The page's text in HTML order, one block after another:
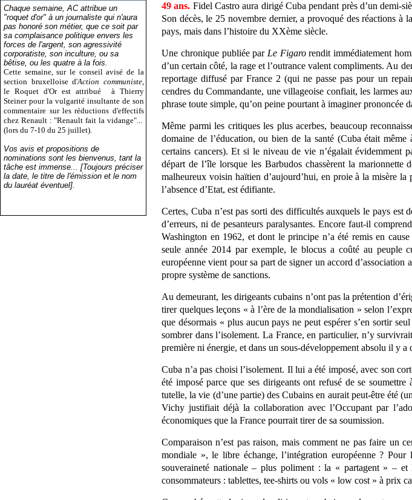
Chaque semaine, AC attribue un
"roquet d'or" à un journaliste qui n'aura
pas honoré son métier, que ce soit par
sa complaisance politique envers les
forces de l'argent, son agressivité
corporatiste, son inculture, ou sa
bêtise, ou les quatre à la fois.
Cette semaine, sur le conseil avisé de la
section bruxelloise d'Action communiste,
le Roquet d'Or est attribué
à Thierry
Steiner pour la vulgarité insultante de son
commentaire sur les réductions d'effectifs
chez Renault : "Renault fait la vidange"...
(lors du 7-10 du 25 juillet).
Vos avis et propositions de
nominations sont les bienvenus, tant la
tâche est immense... [Toujours préciser
la date, le titre de l'émission et le nom
du lauréat éventuel].
49 ans. Fidel Castro aura dirigé Cuba pendant près d’un demi-
Son décès, le 25 novembre dernier, a provoqué des réactions à
pays, mais dans l’histoire du XXème siècle.
Une chronique publiée par Le Figarorendit immédiatement
d’un certain côté, la rage et l’outrance valent compliments. Au
reportage diffusé par France 2 (qui ne passe pas pour un
cendres du Commandante, une villageoise confiait, les larmes
phrase toute simple, qu’on peine pourtant à imaginer prononcée
Même parmi les critiques les plus acerbes, beaucoup
domaine de l’éducation, ou bien de la santé (Cuba était
certains cancers). Et si le niveau de vie n’égalait
départ de l’île lorsque les Barbudos chassèrent la
malheureux voisin haïtien d’aujourd’hui, en proie à la misère
l’absence d’Etat, est édifiante.
Certes, Cuba n’est pas sorti des difficultés auxquels le pays est
d’erreurs, ni de pesanteurs paralysantes. Encore faut-il
Washington en 1962, et dont le principe n’a été remis en
seule année 2014 par exemple, le blocus a coûté au
européenne vient pour sa part de signer un accord
propre système de sanctions.
Au demeurant, les dirigeants cubains n’ont pas la prétention
tirer quelques leçons « à l’ère de la mondialisation » selon
que désormais « plus aucun pays ne peut espérer s’en sortir
sombrer dans l’isolement. La France, en particulier, n’y
première ni énergie, et dans un sous-développement absolu il y
Cuba n’a pas choisi l’isolement. Il lui a été imposé, avec son
été imposé parce que ses dirigeants ont refusé de se
tutelle, la vie (d’une partie) des Cubains en aurait peut-être été
Vichy justifiait déjà la collaboration avec l’Occupant par
économiques que la France pourrait tirer de sa soumission.
Comparaison n’est pas raison, mais comment ne pas faire un
mondiale », le libre échange, l’intégration européenne ?
souveraineté nationale – plus poliment : la « partagent » –
consommateurs : tablettes, tee-shirts ou vols « low cost » à prix